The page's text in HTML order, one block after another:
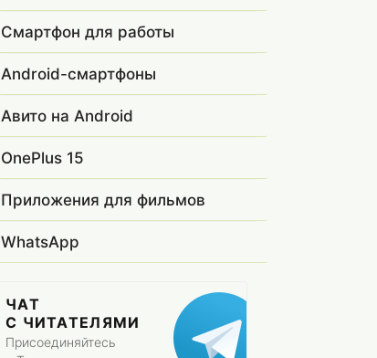
Смартфон для работы
Android-смартфоны
Авито на Android
OnePlus 15
Приложения для фильмов
WhatsApp
ЧАТ
С ЧИТАТЕЛЯМИ
Присоединяйтесь